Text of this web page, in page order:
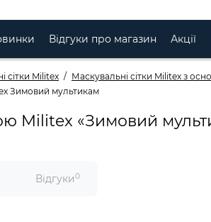
Відгуки про магазин Акції
сітки Militex Маскувальні сітки Militex з
Зимовий мультикам
Militex «Зимовий
Відгуки0